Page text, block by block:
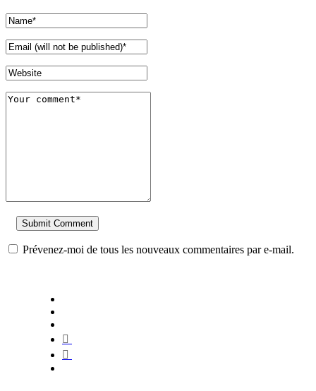
Prévenez-moi de tous les nouveaux commentaires par e-mail.